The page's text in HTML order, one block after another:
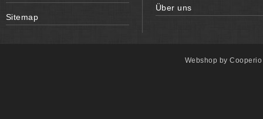
Sitemap
Über uns
Webshop by